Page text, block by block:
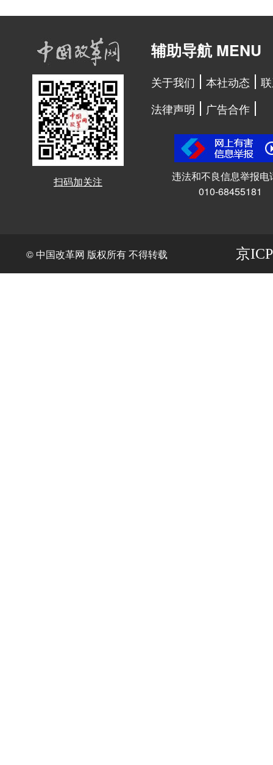
扫码加关注
辅助导航 MENU
关于我们 本社动态
法律声明
广告合作
违法和不良信息举报电
010-68455181
© 中国改革网 版权所有 不得转载 京